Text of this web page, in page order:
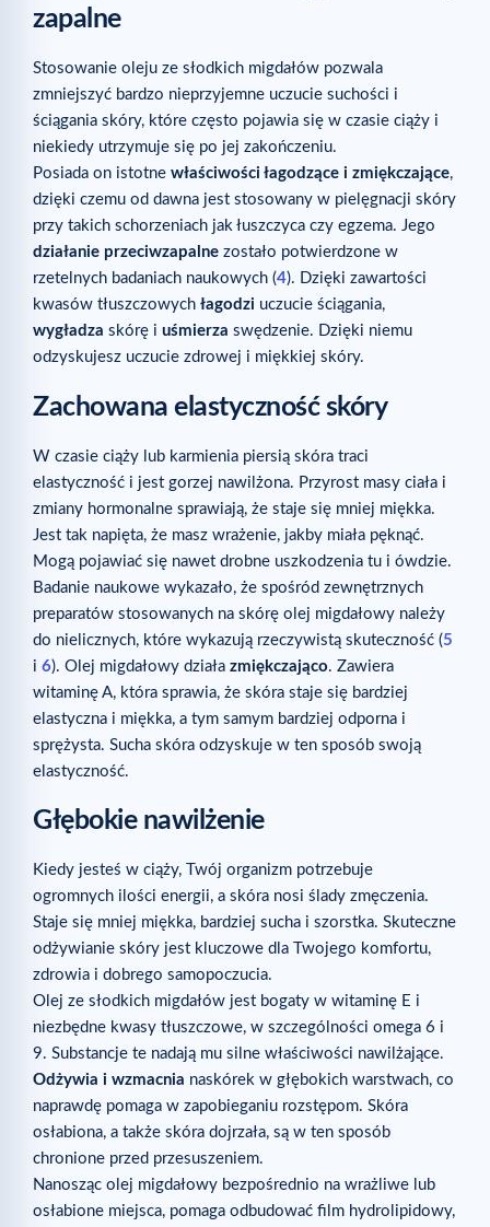
zapalne
Stosowanie oleju ze słodkich migdałów pozwala
zmniejszyć bardzo nieprzyjemne uczucie suchości i
ściągania skóry, które często pojawia się w czasie ciąży i
niekiedy utrzymuje się po jej zakończeniu.
Posiada on istotne właściwości łagodzące i zmiękczające,
dzięki czemu od dawna jest stosowany w pielęgnacji skóry
przy takich schorzeniach jak łuszczyca czy egzema. Jego
działanie przeciwzapalne zostało potwierdzone w
rzetelnych badaniach naukowych (4). Dzięki zawartości
kwasów tłuszczowych łagodzi uczucie ściągania,
wygładza skórę i uśmierza swędzenie. Dzięki niemu
odzyskujesz uczucie zdrowej i miękkiej skóry.
Zachowana elastyczność skóry
W czasie ciąży lub karmienia piersią skóra traci
elastyczność i jest gorzej nawilżona. Przyrost masy ciała i
zmiany hormonalne sprawiają, że staje się mniej miękka.
Jest tak napięta, że masz wrażenie, jakby miała pęknąć.
Mogą pojawiać się nawet drobne uszkodzenia tu i ówdzie.
Badanie naukowe wykazało, że spośród zewnętrznych
preparatów stosowanych na skórę olej migdałowy należy
do nielicznych, które wykazują rzeczywistą skuteczność (5
i 6). Olej migdałowy działa zmiękczająco. Zawiera
witaminę A, która sprawia, że skóra staje się bardziej
elastyczna i miękka, a tym samym bardziej odporna i
sprężysta. Sucha skóra odzyskuje w ten sposób swoją
elastyczność.
Głębokie nawilżenie
Kiedy jesteś w ciąży, Twój organizm potrzebuje
ogromnych ilości energii, a skóra nosi ślady zmęczenia.
Staje się mniej miękka, bardziej sucha i szorstka. Skuteczne
odżywianie skóry jest kluczowe dla Twojego komfortu,
zdrowia i dobrego samopoczucia.
Olej ze słodkich migdałów jest bogaty w witaminę E i
niezbędne kwasy tłuszczowe, w szczególności omega 6 i
9. Substancje te nadają mu silne właściwości nawilżające.
Odżywia i wzmacnia naskórek w głębokich warstwach, co
naprawdę pomaga w zapobieganiu rozstępom. Skóra
osłabiona, a także skóra dojrzała, są w ten sposób
chronione przed przesuszeniem.
Nanosząc olej migdałowy bezpośrednio na wrażliwe lub
osłabione miejsca, pomaga odbudować film hydrolipidowy,